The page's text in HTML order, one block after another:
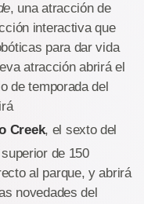
, una atracción de
interactiva que
para dar vida
atracción abrirá el
de temporada del
Creek, el sexto del
de 150
al parque, y abrirá
novedades del